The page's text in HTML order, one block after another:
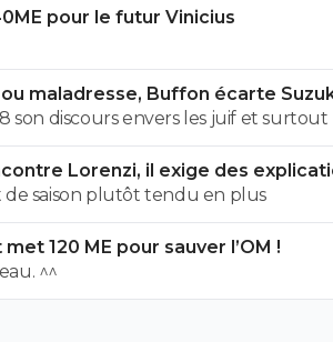
pour le futur Vinicius
ou maladresse, Buffon écarte
son discours envers les juif et surtout
quil avait pondu étaient
Espece de benêt ,apres si tu
la ou tu as tort alors je te laisse
jai pas les facultés je suis pas toubib ni
Lorenzi, il exige des
saison plutôt tendu en plus
120 ME pour sauver l’OM !
^^